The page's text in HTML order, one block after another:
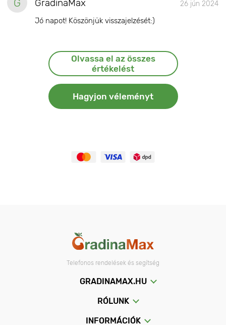
G GradinaMax 26 jún 2024
Jó napot! Köszönjük visszajelzését:)
Olvassa el az összes
értékelést
Hagyjon véleményt
Telefonos rendelések és segítség
GRADINAMAX.HU
RÓLUNK
INFORMÁCIÓK